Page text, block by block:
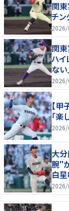
関
チン
関
ハイ
ない
【
「
大
腕"
白